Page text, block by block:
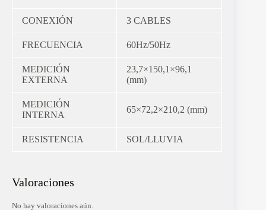
CONEXIÓN 3 CABLES
FRECUENCIA 60Hz/50Hz
MEDICIÓN
EXTERNA
23,7×150,1×96,1
(mm)
MEDICIÓN
INTERNA
65×72,2×210,2 (mm)
RESISTENCIA SOL/LLUVIA
Valoraciones
No hay valoraciones aún.